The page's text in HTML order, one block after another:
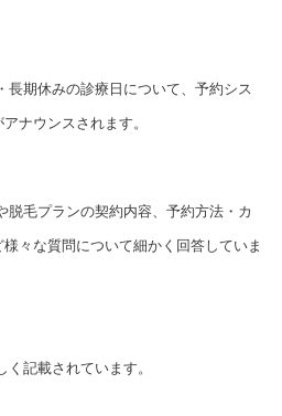
期休みの診療日について、予約シス
ナウンスされます。
毛プランの契約内容、予約方法・カ
々な質問について細かく回答していま
記載されています。